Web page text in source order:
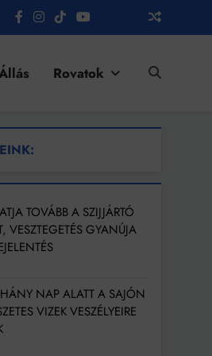
Rovatok
TOVÁBB A SZIJJÁRTÓ
VESZTEGETÉS GYANÚJA
NAP ALATT A SAJÓN
VIZEK VESZÉLYEIRE